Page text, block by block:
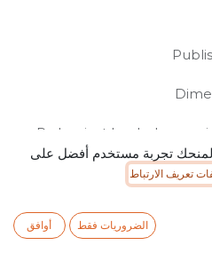
Pa has just landed a new
spring in his step. But a
a new part of town, and
ready to move. Amidst
notice that Betty is
لمنحك تجربة مستخدم أفضل على
تعريف الارتباط
الضروريات فقط أوافق